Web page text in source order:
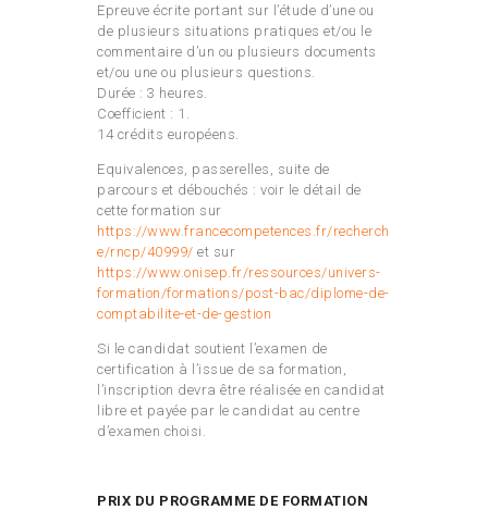
Epreuve écrite portant sur l’étude d’une ou
de plusieurs situations pratiques et/ou le
commentaire d’un ou plusieurs documents
et/ou une ou plusieurs questions.
Durée : 3 heures.
Coefficient : 1.
14 crédits européens.
Equivalences, passerelles, suite de
parcours et débouchés : voir le détail de
cette formation sur
https://www.francecompetences.fr/recherch
e/rncp/40999/ et sur
https://www.onisep.fr/ressources/univers-
formation/formations/post-bac/diplome-de-
comptabilite-et-de-gestion
Si le candidat soutient l’examen de
certification à l’issue de sa formation,
l’inscription devra être réalisée en candidat
libre et payée par le candidat au centre
d’examen choisi.
PRIX DU PROGRAMME DE FORMATION